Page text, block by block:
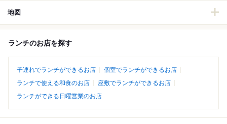
地図
ランチのお店を探す
子連れでランチができるお店
個室でランチができるお店
ランチで使える和食のお店
座敷でランチができるお店
ランチができる日曜営業のお店